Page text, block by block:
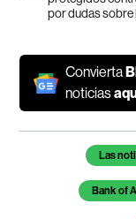
por dudas sobre
Convierta
noticias
Temas de este
Las
Bank of